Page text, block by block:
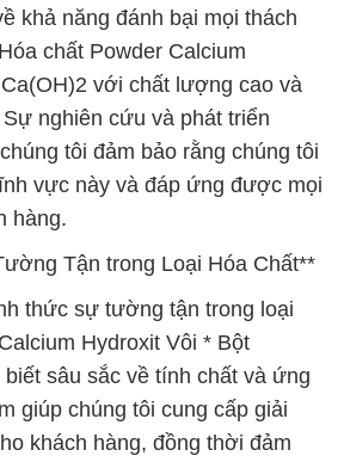
khả năng đánh bại mọi thách
chất Powder Calcium
với chất lượng cao và
nghiên cứu và phát triển
tôi đảm bảo rằng chúng tôi
vực này và đáp ứng được mọi
hàng.
Tận trong Loại Hóa Chất**
thức sự tường tận trong loại
Hydroxit Vôi * Bột
sâu sắc về tính chất và ứng
giúp chúng tôi cung cấp giải
khách hàng, đồng thời đảm